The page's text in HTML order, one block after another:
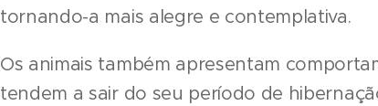
tornando-a mais alegre e contemplativa.
Os animais também apresentam
tendem a sair do seu período de